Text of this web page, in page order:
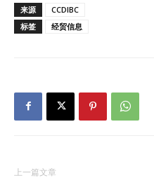
来源
CCDIBC
标签
经贸信息
上一篇文章